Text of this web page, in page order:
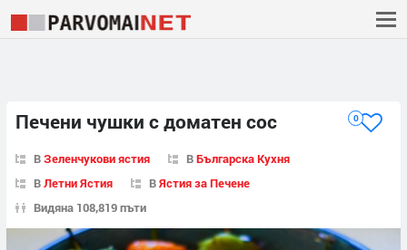
Печени чушки с доматен сос 0
ВЗеленчукови ястия ВБългарска Кухня
ВЛетни Ястия ВЯстия за Печене
Видяна 108,819 пъти